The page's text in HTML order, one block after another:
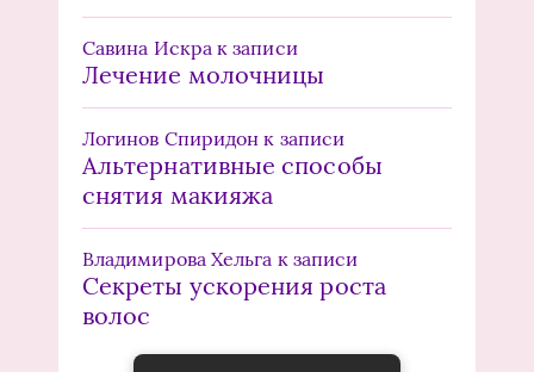
Савина Искра к записи
Лечение молочницы
Логинов Спиридон к записи
Альтернативные способы
снятия макияжа
Владимирова Хельга к записи
Секреты ускорения роста
волос